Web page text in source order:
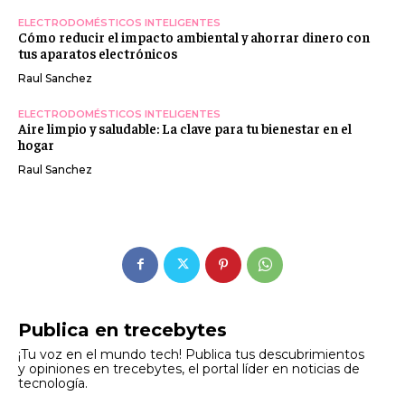
Publica en trecebytes
¡Tu voz en el mundo tech! Publica tus descubrimientos
y opiniones en trecebytes, el portal líder en noticias de
tecnología.
ELECTRODOMÉSTICOS INTELIGENTES
Cómo reducir el impacto ambiental y ahorrar dinero con
tus aparatos electrónicos
Raul Sanchez
ELECTRODOMÉSTICOS INTELIGENTES
Aire limpio y saludable: La clave para tu bienestar en el
hogar
Raul Sanchez